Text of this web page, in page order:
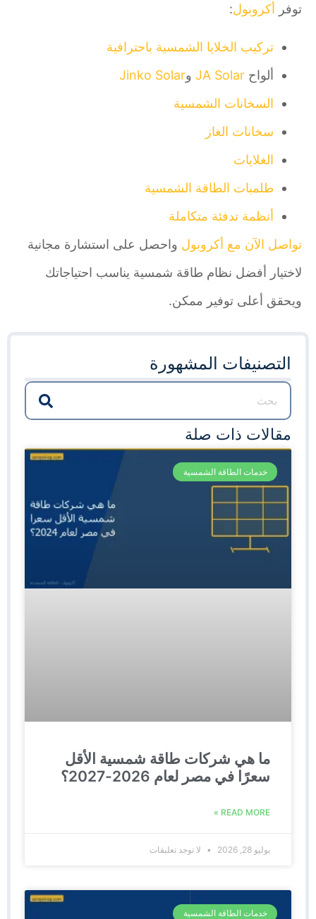
توفرأكروبول:
تركيب الخلايا الشمسية باحترافية
ألواحJA SolarوJinko Solar
السخانات الشمسية
سخانات الغاز
الغلايات
طلمبات الطاقة الشمسية
أنظمة تدفئة متكاملة
تواصل الآن مع أكروبولواحصل على استشارة مجانية
لاختيار أفضل نظام طاقة شمسية يناسب احتياجاتك
ويحقق أعلى توفير ممكن.
التصنيفات المشهورة
مقالات ذات صلة
خدمات الطاقة الشمسية
ما هي شركات طاقة شمسية الأقل
سعرًا في مصر لعام 2026-2027؟
READ MORE »
يوليو 28, 2026 لا توجد تعليقات
خدمات الطاقة الشمسية